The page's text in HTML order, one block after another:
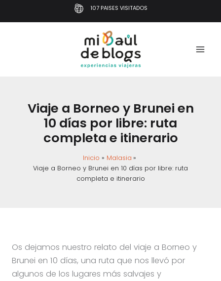
al
107 PAISES VISITADOS
Viaje a Borneo y Brunei en
10 días por libre: ruta
completa e itinerario
Inicio
Malasia
Viaje a Borneo y Brunei en 10 días por libre: ruta
completa e itinerario
Os dejamos nuestro relato del viaje a Borneo y
Brunei en 10 días, una ruta que nos llevó por
algunos de los lugares más salvajes y